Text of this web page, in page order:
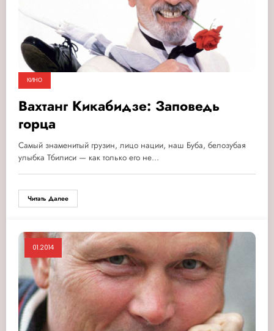
КИНО
Вахтанг Кикабидзе: Заповедь
горца
Cамый знаменитый грузин, лицо нации, наш Буба, белозубая
улыбка Тбилиси — как только его не…
Читать Далее
01.2014